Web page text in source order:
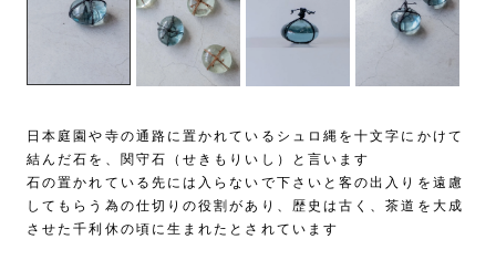
日本庭園や寺の通路に置かれているシュロ縄を十文字にかけて
結んだ石を、関守石（せきもりいし）と言います
石の置かれている先には入らないで下さいと客の出入りを遠慮
してもらう為の仕切りの役割があり、歴史は古く、茶道を大成
させた千利休の頃に生まれたとされています